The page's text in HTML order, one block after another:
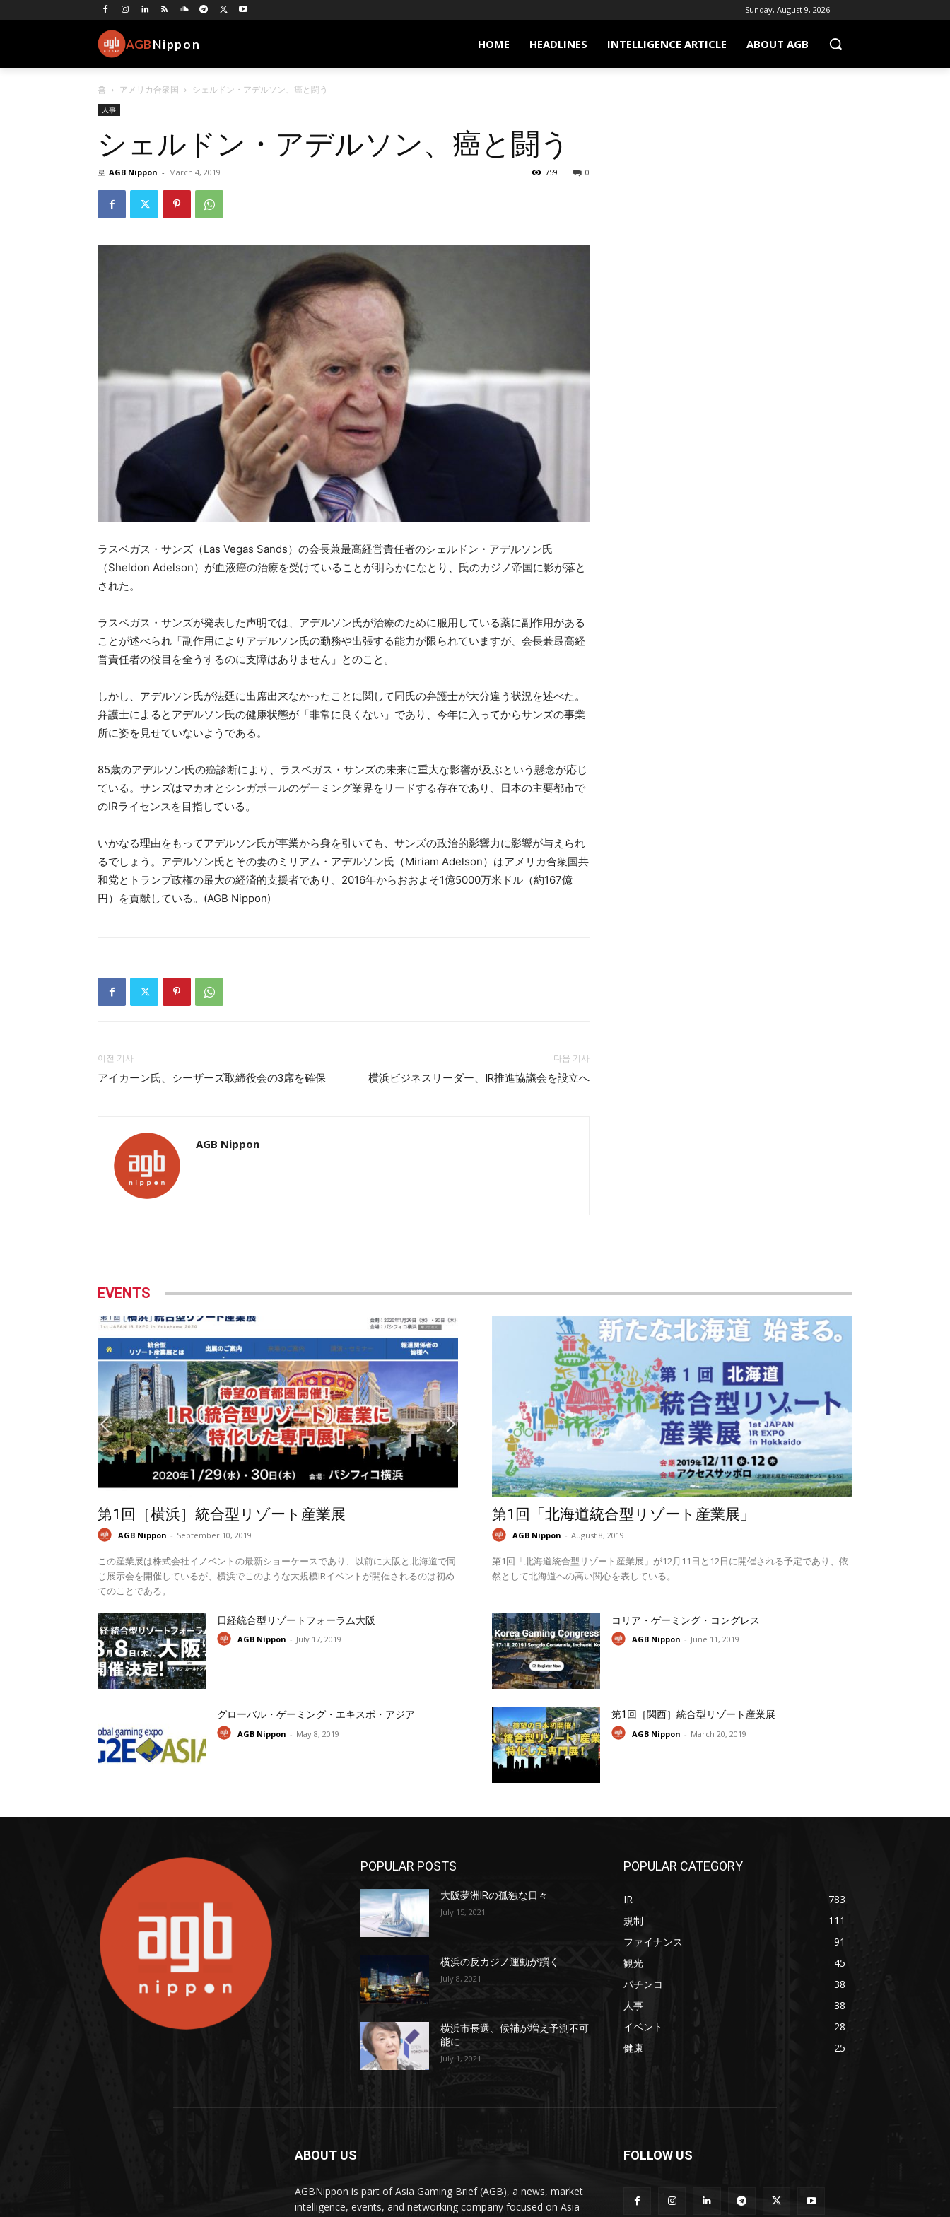
Sunday, August 9, 2026
AGBNippon HOME HEADLINES INTELLIGENCE ARTICLE ABOUT AGB
홈 アメリカ合衆国 シェルドン・アデルソン、癌と闘う
人事
シェルドン・アデルソン、癌と闘う
로 AGB Nippon - March 4, 2019 0
759
ラスベガス・サンズ（Las Vegas Sands）の会長兼最高経営責任者のシェルドン・アデルソン氏
（Sheldon Adelson）が血液癌の治療を受けていることが明らかになとり、氏のカジノ帝国に影が落と
された。
ラスベガス・サンズが発表した声明では、アデルソン氏が治療のために服用している薬に副作用がある
ことが述べられ「副作用によりアデルソン氏の勤務や出張する能力が限られていますが、会長兼最高経
営責任者の役目を全うするのに支障はありません」とのこと。
しかし、アデルソン氏が法廷に出席出来なかったことに関して同氏の弁護士が大分違う状況を述べた。
弁護士によるとアデルソン氏の健康状態が「非常に良くない」であり、今年に入ってからサンズの事業
所に姿を見せていないようである。
85歳のアデルソン氏の癌診断により、ラスベガス・サンズの未来に重大な影響が及ぶという懸念が応じ
ている。サンズはマカオとシンガポールのゲーミング業界をリードする存在であり、日本の主要都市で
のIRライセンスを目指している。
いかなる理由をもってアデルソン氏が事業から身を引いても、サンズの政治的影響力に影響が与えられ
るでしょう。アデルソン氏とその妻のミリアム・アデルソン氏（Miriam Adelson）はアメリカ合衆国共
和党とトランプ政権の最大の経済的支援者であり、2016年からおおよそ1億5000万米ドル（約167億
円）を貢献している。(AGB Nippon)
이전 기사
アイカーン氏、シーザーズ取締役会の3席を確保
다음 기사
横浜ビジネスリーダー、IR推進協議会を設立へ
AGB Nippon
EVENTS
第1回［横浜］統合型リゾート産業展
AGB Nippon - September 10, 2019
この産業展は株式会社イノベントの最新ショーケースであり、以前に大阪と北海道で同
じ展示会を開催しているが、横浜でこのような大規模IRイベントが開催されるのは初め
てのことである。
第1回「北海道統合型リゾート産業展」
AGB Nippon - August 8, 2019
第1回「北海道統合型リゾート産業展」が12月11日と12日に開催される予定であり、依
然として北海道への高い関心を表している。
日経統合型リゾートフォーラム大阪
AGB Nippon - July 17, 2019
コリア・ゲーミング・コングレス
AGB Nippon - June 11, 2019
グローバル・ゲーミング・エキスポ・アジア
AGB Nippon - May 8, 2019
第1回［関西］統合型リゾート産業展
AGB Nippon - March 20, 2019
POPULAR POSTS
大阪夢洲IRの孤独な日々
July 15, 2021
横浜の反カジノ運動が躓く
July 8, 2021
横浜市長選、候補が増え予測不可
能に
July 1, 2021
POPULAR CATEGORY
IR
783
規制
111
ファイナンス
91
観光
45
パチンコ
38
人事
38
イベント
28
健康
25
ABOUT US
AGBNippon is part of Asia Gaming Brief (AGB), a news, market
intelligence, events, and networking company focused on Asia
FOLLOW US